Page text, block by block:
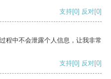
支持[0] 反对[0]
程中不会泄露个人信息，让我非常
支持[0] 反对[0]